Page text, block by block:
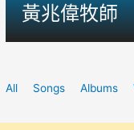
黃兆偉牧師
All Songs Albums